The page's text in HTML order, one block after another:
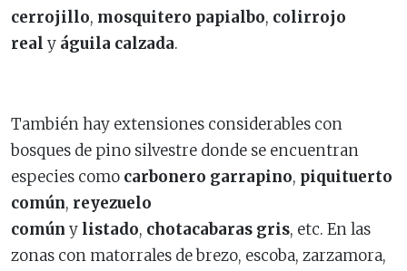
cerrojillo, mosquitero papialbo, colirrojo
real y águila calzada.
También hay extensiones considerables con
bosques de pino silvestre donde se encuentran
especies como carbonero garrapino, piquituerto
común, reyezuelo
común y listado, chotacabaras gris, etc. En las
zonas con matorrales de brezo, escoba, zarzamora,